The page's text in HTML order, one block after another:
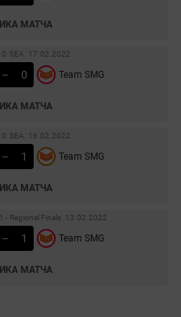
МАТЧА
SEA. 17.02.2022
– 0 Team SMG
МАТЧА
SEA. 16.02.2022
– 1 Team SMG
МАТЧА
- Regional Finals. 13.02.2022
– 1 Team SMG
МАТЧА